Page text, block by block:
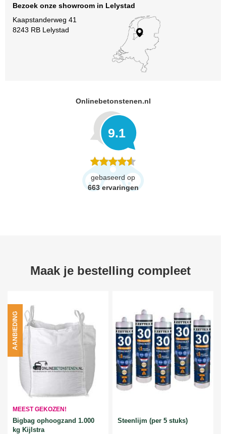
Bezoek onze showroom in Lelystad
Kaapstanderweg 41
8243 RB Lelystad
Onlinebetonstenen.nl
9.1
gebaseerd op
663 ervaringen
Maak je bestelling compleet
MEEST GEKOZEN!
Bigbag ophoogzand 1.000
kg Kijlstra
AANBIEDING
Steenlijm (per 5 stuks)